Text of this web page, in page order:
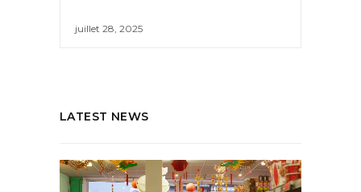
juillet 28, 2025
LATEST NEWS